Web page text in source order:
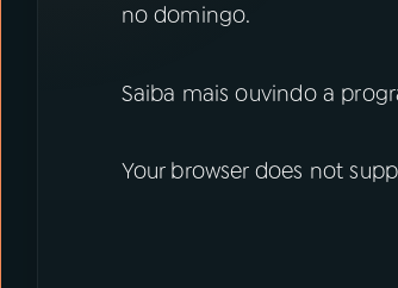
no domingo.
Saiba mais ouvindo a
Your browser does not